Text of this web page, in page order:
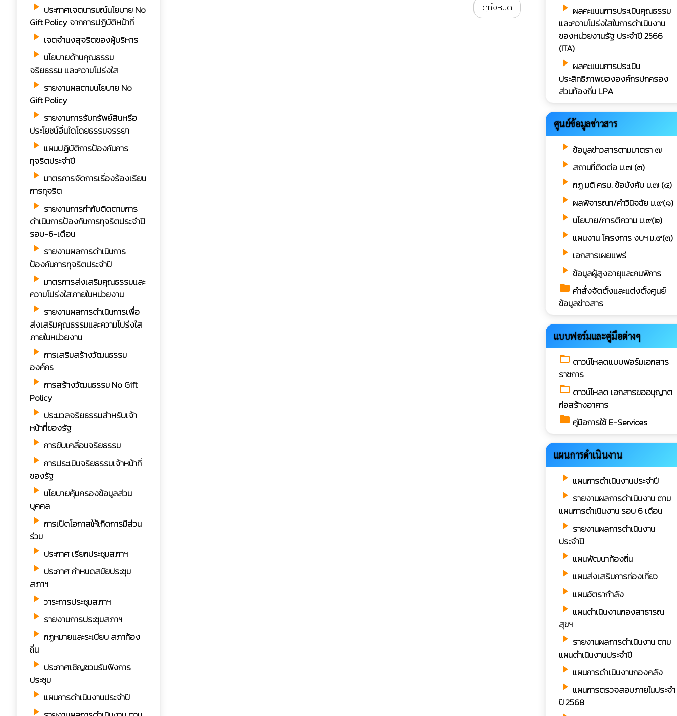
play_arrow ประกาศเจตนารมณ์นโยบาย No
Gift Policy จากการปฏิบัติหน้าที่
play_arrow เจตจำนงสุจริตของผู้บริหาร
play_arrow นโยบายด้านคุณธรรม
จริยธรรม และความโปร่งใส
play_arrow รายงานผลตามนโยบาย No
Gift Policy
play_arrow รายงานการรับทรัพย์สินหรือ
ประโยชน์อื่นใดโดยธรรมจรรยา
play_arrow แผนปฏิบัติการป้องกันการ
ทุจริตประจำปี
play_arrow มาตรการจัดการเรื่องร้องเรียน
การทุจริต
play_arrow รายงานการกำกับติดตามการ
ดำเนินการป้องกันการทุจริตประจำปี
รอบ-6-เดือน
play_arrow รายงานผลการดำเนินการ
ป้องกันการทุจริตประจำปี
play_arrow มาตรการส่งเสริมคุณธรรมและ
ความโปร่งใสภายในหน่วยงาน
play_arrow รายงานผลการดำเนินการเพื่อ
ส่งเสริมคุณธรรมและความโปร่งใส
ภายในหน่วยงาน
play_arrow การเสริมสร้างวัฒนธรรม
องค์กร
play_arrow การสร้างวัฒนธรรม No Gift
Policy
play_arrow ประมวลจริยธรรมสำหรับเจ้า
หน้าที่ของรัฐ
play_arrow การขับเคลื่อนจริยธรรม
play_arrow การประเมินจริยธรรมเจ้าหน้าที่
ของรัฐ
play_arrow นโยบายคุ้มครองข้อมูลส่วน
บุคคล
play_arrow การเปิดโอกาสให้เกิดการมีส่วน
ร่วม
play_arrow ประกาศ เรียกประชุมสภาฯ
play_arrow ประกาศ กำหนดสมัยประชุม
สภาฯ
play_arrow วาระการประชุมสภาฯ
play_arrow รายงานการประชุมสภาฯ
play_arrow กฏหมายและระเบียบ สภาท้อง
ถิ่น
play_arrow ประกาศเชิญชวนรับฟังการ
ประชุม
play_arrow แผนการดำเนินงานประจำปี
play_arrow
ดูทั้งหมด play_arrow ผลคะแนนการประเมินคุณธรรม
และความโปร่งใสในการดำเนินงาน
ของหน่วยงานรัฐ ประจำปี 2566
(ITA)
play_arrow ผลคะแนนการประเมิน
ประสิทธิภาพขององค์กรปกครอง
ส่วนท้องถิ่น LPA
ศูนย์ข้อมูลข่าวสาร
play_arrow ข้อมูลข่าวสารตามมาตรา ๗
play_arrow สถานที่ติดต่อ ม.๗ (๓)
play_arrow กฏ มติ ครม. ข้อบังคับ ม.๗ (๔)
play_arrow ผลพิจารณา/คำวินิจฉัย ม.๙(๑)
play_arrow นโยบาย/การตีความ ม.๙(๒)
play_arrow แผนงาน โครงการ งบฯ ม.๙(๓)
play_arrow เอกสารเผยแพร่
play_arrow ข้อมูลผู้สูงอายุและคนพิการ
folder คำสั่งจัดตั้งและแต่งตั้งศูนย์
ข้อมูลข่าวสาร
แบบฟอร์มและคู่มือต่างๆ
folder_open ดาวน์โหลดแบบฟอร์มเอกสาร
ราชการ
folder_open ดาวน์โหลด เอกสารขออนุญาต
ก่อสร้างอาคาร
folder คู่มือการใช้ E-Services
แผนการดำเนินงาน
play_arrow แผนการดำเนินงานประจำปี
play_arrow รายงานผลการดำเนินงาน ตาม
แผนการดำเนินงาน รอบ 6 เดือน
play_arrow รายงานผลการดำเนินงาน
ประจำปี
play_arrow แผนพัฒนาท้องถิ่น
play_arrow แผนส่งเสริมการท่องเที่ยว
play_arrow แผนอัตรากำลัง
play_arrow แผนดำเนินงานกองสาธารณ
สุขฯ
play_arrow รายงานผลการดำเนินงาน ตาม
แผนดำเนินงานประจำปี
play_arrow แผนการดำเนินงานกองคลัง
play_arrow แผนการตรวจสอบภายในประจำ
ปี 2568